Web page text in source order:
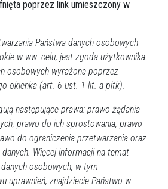
poprzez link umieszczony w
Państwa danych osobowych
w ww. celu, jest zgoda użytkownika
osobowych wyrażona poprzez
okienka (art. 6 ust. 1 lit. a pltk).
następujące prawa: prawo żądania
prawo do ich sprostowania, prawo
do ograniczenia przetwarzania oraz
Więcej informacji na temat
osobowych, w tym
uprawnień, znajdziecie Państwo w